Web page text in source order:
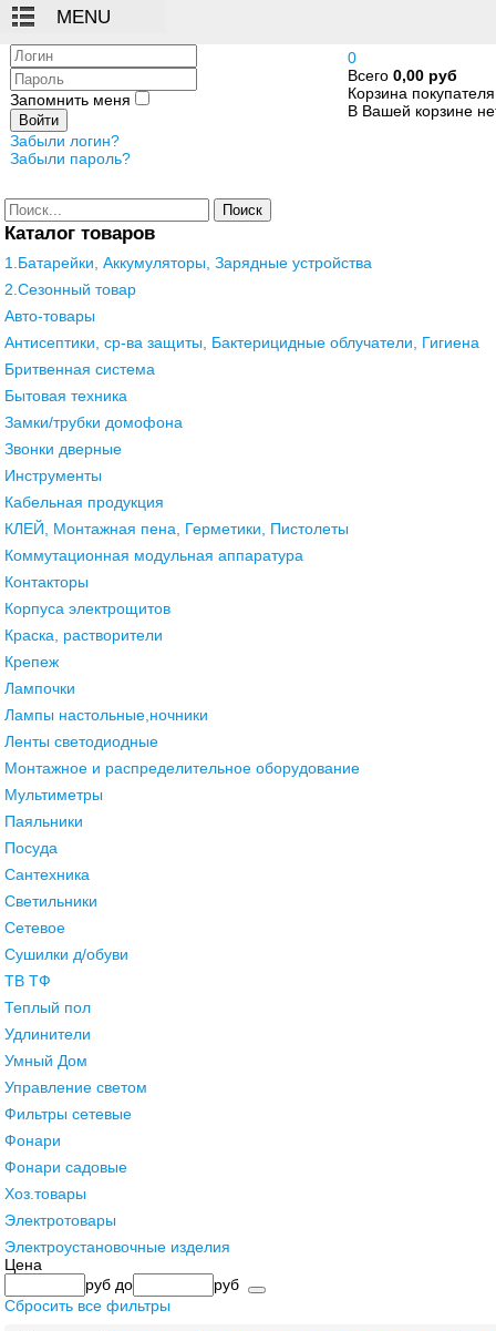
0
Всего 0,00 руб
Корзина покупателя
В Вашей корзине
Логин
Пароль
Запомнить меня
Войти
Забыли логин?
Забыли пароль?
Поиск
Каталог товаров
1.Батарейки, Аккумуляторы, Зарядные устройства
2.Сезонный товар
Авто-товары
Антисептики, ср-ва защиты, Бактерицидные облучатели, Гигиена
Бритвенная система
Бытовая техника
Замки/трубки домофона
Звонки дверные
Инструменты
Кабельная продукция
КЛЕЙ, Монтажная пена, Герметики, Пистолеты
Коммутационная модульная аппаратура
Контакторы
Корпуса электрощитов
Краска, растворители
Крепеж
Лампочки
Лампы настольные,ночники
Ленты светодиодные
Монтажное и распределительное оборудование
Мультиметры
Паяльники
Посуда
Сантехника
Светильники
Сетевое
Сушилки д/обуви
ТВ ТФ
Теплый пол
Удлинители
Умный Дом
Управление светом
Фильтры сетевые
Фонари
Фонари садовые
Хоз.товары
Электротовары
Электроустановочные изделия
Цена
руб до
руб
Сбросить все фильтры